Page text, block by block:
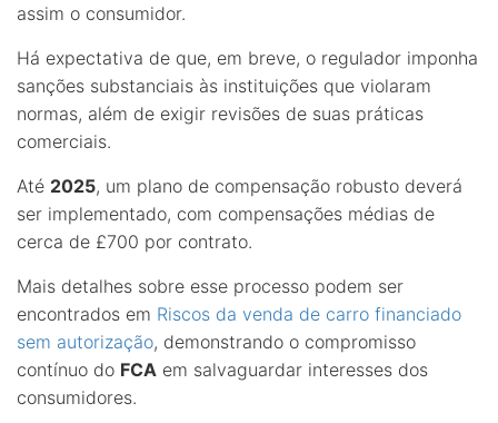
assim o consumidor.
Há expectativa de que, em breve, o regulador imponha
sanções substanciais às instituições que violaram
normas, além de exigir revisões de suas práticas
comerciais.
Até 2025, um plano de compensação robusto deverá
ser implementado, com compensações médias de
cerca de £700 por contrato.
Mais detalhes sobre esse processo podem ser
encontrados em Riscos da venda de carro financiado
sem autorização, demonstrando o compromisso
contínuo do FCA em salvaguardar interesses dos
consumidores.